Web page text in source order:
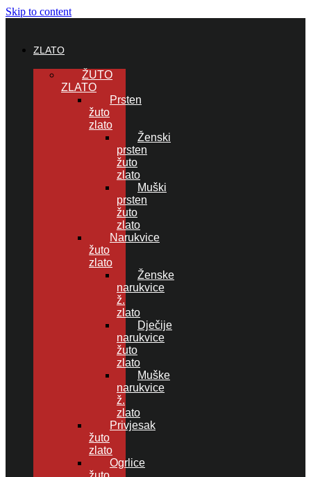
Skip to content
ZLATO
ŽUTO
ZLATO
Prsten
žuto
zlato
Ženski
prsten
žuto
zlato
Muški
prsten
žuto
zlato
Narukvice
žuto
zlato
Ženske
narukvice
ž.
zlato
Dječije
narukvice
žuto
zlato
Muške
narukvice
ž.
zlato
Privjesak
žuto
zlato
Ogrlice